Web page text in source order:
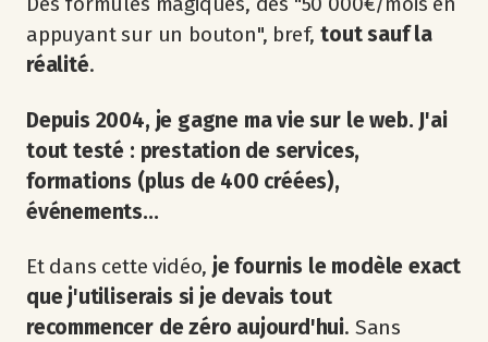
appuyant sur un bouton", bref,tout sauf la
réalité.
Depuis 2004, je gagne ma vie sur le web. J'ai
tout testé : prestation de services,
formations (plus de 400 créées),
événements...
Et dans cette vidéo, je fournis le modèle exact
que j'utiliserais si je devais tout
recommencer de zéro aujourd'hui. Sans